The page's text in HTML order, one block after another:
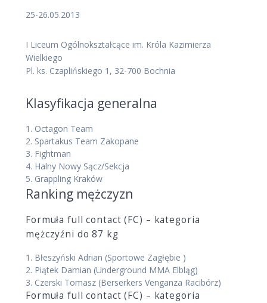
25-26.05.2013
I Liceum Ogólnokształcące im. Króla Kazimierza
Wielkiego
Pl. ks. Czaplińskiego 1, 32-700 Bochnia
Klasyfikacja generalna
1. Octagon Team
2. Spartakus Team Zakopane
3. Fightman
4. Halny Nowy Sącz/Sekcja
5. Grappling Kraków
Ranking mężczyzn
Formuła full contact (FC) – kategoria
mężczyźni do 87 kg
1. Błeszyński Adrian (Sportowe Zagłębie )
2. Piątek Damian (Underground MMA Elbląg)
3. Czerski Tomasz (Berserkers Venganza Racibórz)
Formuła full contact (FC) – kategoria